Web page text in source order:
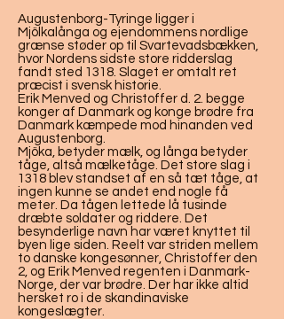
Augustenborg-Tyringe ligger i
Mjölkalånga og ejendommens nordlige
grænse støder op til Svartevadsbækken,
hvor Nordens sidste store ridderslag
fandt sted 1318. Slaget er omtalt ret
præcist i svensk historie.
Erik Menved og Christoffer d. 2. begge
konger af Danmark og konge brødre fra
Danmark kæmpede mod hinanden ved
Augustenborg.
Mjöka, betyder mælk, og långa betyder
tåge, altså mælketåge. Det store slag i
1318 blev standset af en så tæt tåge, at
ingen kunne se andet end nogle få
meter. Da tågen lettede lå tusinde
dræbte soldater og riddere. Det
besynderlige navn har været knyttet til
byen lige siden. Reelt var striden mellem
to danske kongesønner, Christoffer den
2, og Erik Menved regenten i Danmark-
Norge, der var brødre. Der har ikke altid
hersket ro i de skandinaviske
kongeslægter.